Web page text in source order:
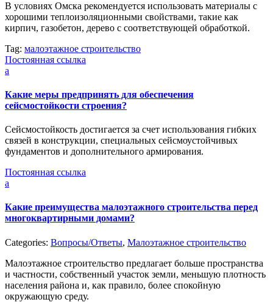
В условиях Омска рекомендуется использовать материалы с
хорошими теплоизоляционными свойствами, такие как
кирпич, газобетон, дерево с соответствующей обработкой.
Tag: малоэтажное строительство
Постоянная ссылка
a
Какие меры предпринять для обеспечения
сейсмостойкости строения?
Сейсмостойкость достигается за счет использования гибких
связей в конструкции, специальных сейсмоустойчивых
фундаментов и дополнительного армирования.
Постоянная ссылка
a
Какие преимущества малоэтажного строительства перед
многоквартирными домами?
Categories: Вопросы/Ответы, Малоэтажное строительство
Малоэтажное строительство предлагает больше пространства
и частности, собственный участок земли, меньшую плотность
населения района и, как правило, более спокойную
окружающую среду.